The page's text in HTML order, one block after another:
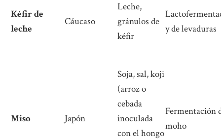
Kéfir de
leche
Cáucaso
Leche,
gránulos de
kéfir
y de levaduras
Miso Japón
Soja, sal, koji
(arroz o
cebada
inoculada
con el hongo
Fermentación
moho